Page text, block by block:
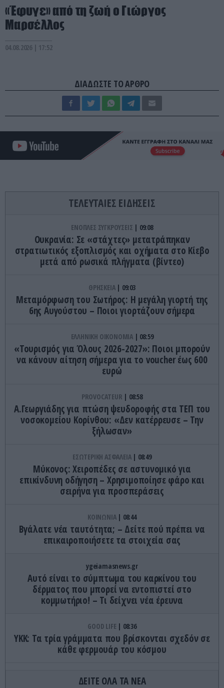
«Έφυγε» από τη ζωή ο Γιώργος
Μαρσέλλος
04.08.2026 | 17:52
ΔΙΑΔΩΣΤΕ ΤΟ ΑΡΘΡΟ
ΤΕΛΕΥΤΑΙΕΣ ΕΙΔΗΣΕΙΣ
ΕΝΟΠΛΕΣ ΣΥΓΚΡΟΥΣΕΙΣ 09:08
Ουκρανία: Σε «στάχτες» μετατράπηκαν
στρατιωτικός εξοπλισμός και οχήματα στο Κίεβο
μετά από ρωσικά πλήγματα (βίντεο)
ΘΡΗΣΚΕΙΑ 09:03
Μεταμόρφωση του Σωτήρος: Η μεγάλη γιορτή της
6ης Αυγούστου – Ποιοι γιορτάζουν σήμερα
ΕΛΛΗΝΙΚΗ ΟΙΚΟΝΟΜΙΑ 08:59
«Τουρισμός για Όλους 2026-2027»: Ποιοι μπορούν
να κάνουν αίτηση σήμερα για το voucher έως 600
ευρώ
PROVOCATEUR 08:58
Α.Γεωργιάδης για πτώση ψευδοροφής στα ΤΕΠ του
νοσοκομείου Κορίνθου: «Δεν κατέρρευσε – Την
ξήλωσαν»
ΕΣΩΤΕΡΙΚΗ ΑΣΦΑΛΕΙΑ 08:49
Μύκονος: Χειροπέδες σε αστυνομικό για
επικίνδυνη οδήγηση – Χρησιμοποίησε φάρο και
σειρήνα για προσπεράσεις
ΚΟΙΝΩΝΙΑ 08:44
Βγάλατε νέα ταυτότητα; – Δείτε πού πρέπει να
επικαιροποιήσετε τα στοιχεία σας
ygeiamasnews.gr
Αυτό είναι το σύμπτωμα του καρκίνου του
δέρματος που μπορεί να εντοπιστεί στο
κομμωτήριο! – Τι δείχνει νέα έρευνα
GOOD LIFE 08:36
YKK: Τα τρία γράμματα που βρίσκονται σχεδόν σε
κάθε φερμουάρ του κόσμου
ΥΓΕΙΑ 08:27
ΔΕΙΤΕ ΟΛΑ ΤΑ ΝΕΑ